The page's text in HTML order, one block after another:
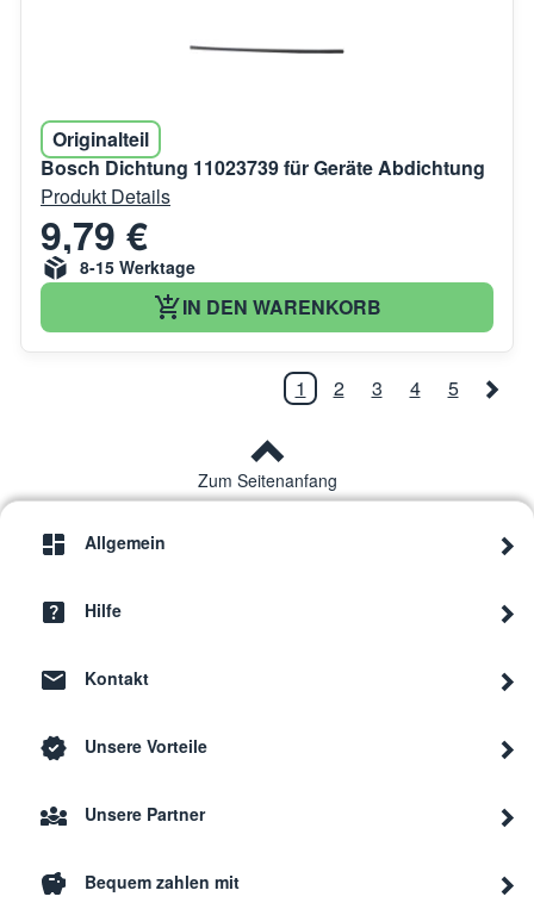
Originalteil
Bosch Dichtung 11023739 für Geräte Abdichtung
Produkt Details
9,79 €
8-15 Werktage
IN DEN WARENKORB
1 2 3 4 5
Zum Seitenanfang
Allgemein
Hilfe
Kontakt
Unsere Vorteile
Unsere Partner
Bequem zahlen mit